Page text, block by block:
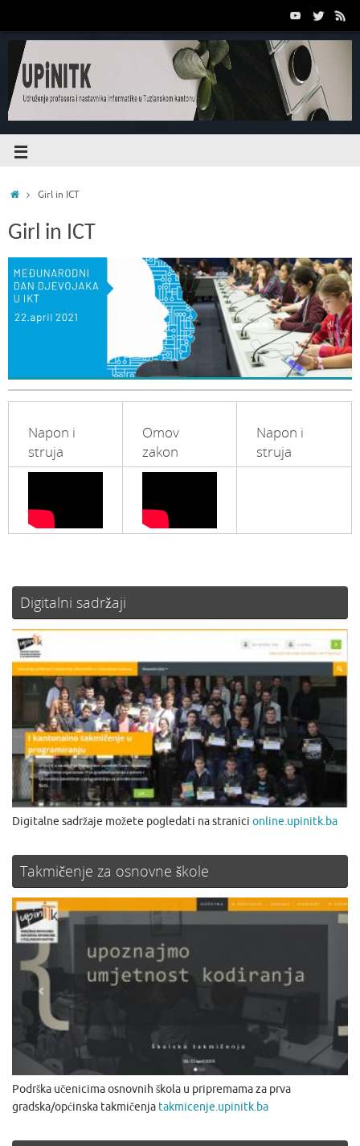
Girl in ICT
Girl in ICT
Napon i
struja
Omov
zakon
Napon i
struja
Digitalni sadržaji
Digitalne sadržaje možete pogledati na stranici online.upinitk.ba
Takmičenje za osnovne škole
Podrška učenicima osnovnih škola u pripremama za prva
gradska/općinska takmičenja takmicenje.upinitk.ba